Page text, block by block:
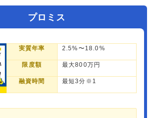
プロミス
実質年率 2.5%〜18.0%
限度額 最大800万円
融資時間 最短3分※1